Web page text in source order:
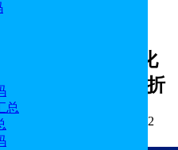
总
全线免费升级优化
$57 新加坡独服8折
布时间: 2026.05.27 16:14:02